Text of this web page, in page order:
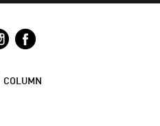
COLUMN